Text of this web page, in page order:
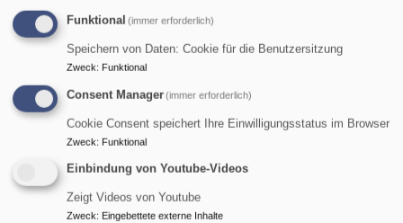
Diakon Ralf J. Tikwe
Garmisch-Partenkirchen Friedhof Garmisch
Funktional (immer erforderlich)
Speichern von Daten: Cookie für die Benutzersitzung
Zweck: Funktional
Consent Manager(immer erforderlich)
Cookie Consent speichert Ihre Einwilligungsstatus im Browser
Zweck: Funktional
Einbindung von Youtube-Videos
Zeigt Videos von Youtube
Zweck: Eingebettete externe Inhalte